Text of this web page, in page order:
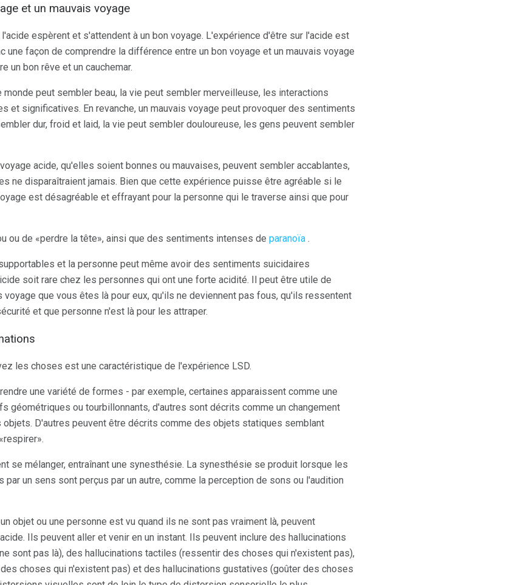
et un mauvais voyage
espèrent et s'attendent à un bon voyage. L'expérience d'être sur l'acide est
une façon de comprendre la différence entre un bon voyage et un mauvais voyage
un bon rêve et un cauchemar.
monde peut sembler beau, la vie peut sembler merveilleuse, les interactions
et significatives. En revanche, un mauvais voyage peut provoquer des sentiments
dur, froid et laid, la vie peut sembler douloureuse, les gens peuvent sembler
acide, qu'elles soient bonnes ou mauvaises, peuvent sembler accablantes,
ne disparaîtraient jamais. Bien que cette expérience puisse être agréable si le
est désagréable et effrayant pour la personne qui le traverse ainsi que pour
ou de «perdre la tête», ainsi que des sentiments intenses de paranoïa .
et la personne peut même avoir des sentiments suicidaires
soit rare chez les personnes qui ont une forte acidité. Il peut être utile de
voyage que vous êtes là pour eux, qu'ils ne deviennent pas fous, qu'ils ressentent
et que personne n'est là pour les attraper.
les choses est une caractéristique de l'expérience LSD.
une variété de formes - par exemple, certaines apparaissent comme une
géométriques ou tourbillonnants, d'autres sont décrits comme un changement
D'autres peuvent être décrits comme des objets statiques semblant
se mélanger, entraînant une synesthésie. La synesthésie se produit lorsque les
un sens sont perçus par un autre, comme la perception de sons ou l'audition
objet ou une personne est vu quand ils ne sont pas vraiment là, peuvent
Ils peuvent aller et venir en un instant. Ils peuvent inclure des hallucinations
sont pas là), des hallucinations tactiles (ressentir des choses qui n'existent pas),
choses qui n'existent pas) et des hallucinations gustatives (goûter des choses